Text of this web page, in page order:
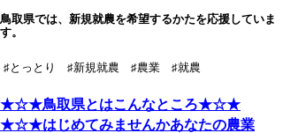
鳥取県では、新規就農を希望するかたを応援していま
す。
♯とっとり ♯新規就農 ♯農業 ♯就農
★☆★鳥取県とはこんなところ★☆★
★☆★はじめてみませんかあなたの農業